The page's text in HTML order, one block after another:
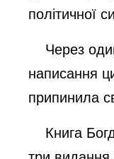
політичної
Через
написання
припинила
Книга